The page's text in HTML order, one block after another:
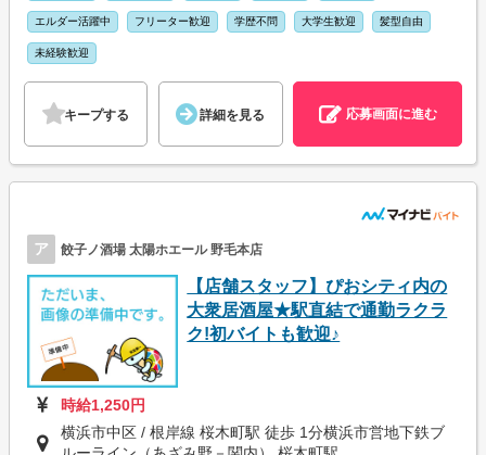
エルダー活躍中 フリーター歓迎 学歴不問 大学生歓迎 髪型自由
未経験歓迎
キープする 詳細を見る 応募画面に進む
ア 餃子ノ酒場 太陽ホエール 野毛本店
【店舗スタッフ】ぴおシティ内の
大衆居酒屋★駅直結で通勤ラクラ
ク!初バイトも歓迎♪
時給1,250円
横浜市中区 / 根岸線 桜木町駅 徒歩 1分横浜市営地下鉄ブ